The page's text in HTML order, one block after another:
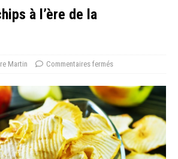
à l’ère de la
Martin Commentaires fermés